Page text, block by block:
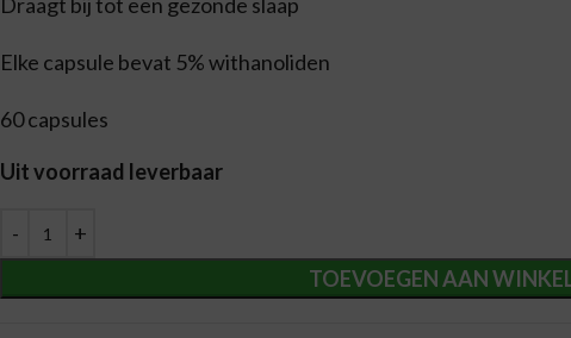
Draagt bij tot een gezonde slaap
Elke capsule bevat 5% withanoliden
60 capsules
Uit voorraad leverbaar
TOEVOEGEN AAN
Alternative: